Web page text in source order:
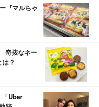
『マルちゃ
奇抜なネー
？
Uber